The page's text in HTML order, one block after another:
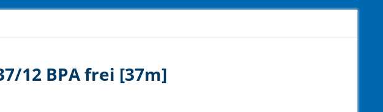
12 BPA frei [37m]